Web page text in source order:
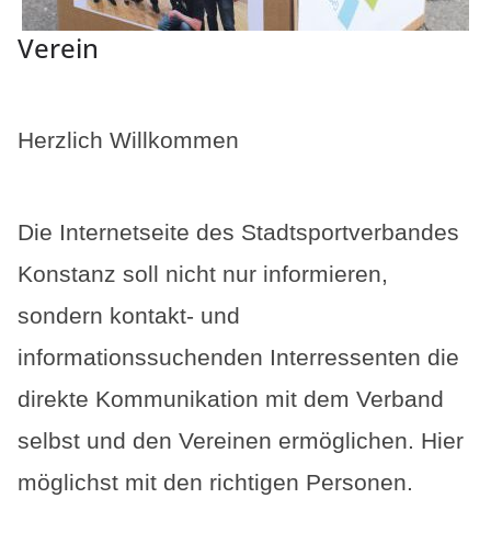
Verein
Herzlich Willkommen
Die Internetseite des Stadtsportverbandes
Konstanz soll nicht nur informieren,
sondern kontakt- und
informationssuchenden Interressenten die
direkte Kommunikation mit dem Verband
selbst und den Vereinen ermöglichen. Hier
möglichst mit den richtigen Personen.